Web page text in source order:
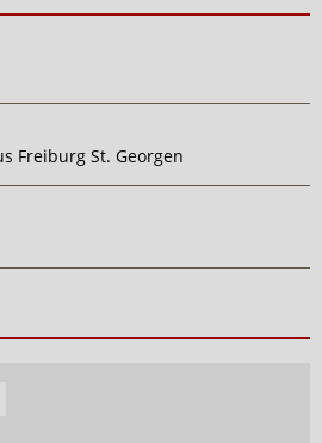
Freiburg St. Georgen